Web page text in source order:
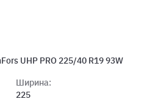
UHP PRO 225/40 R19 93W
Ширина:
225